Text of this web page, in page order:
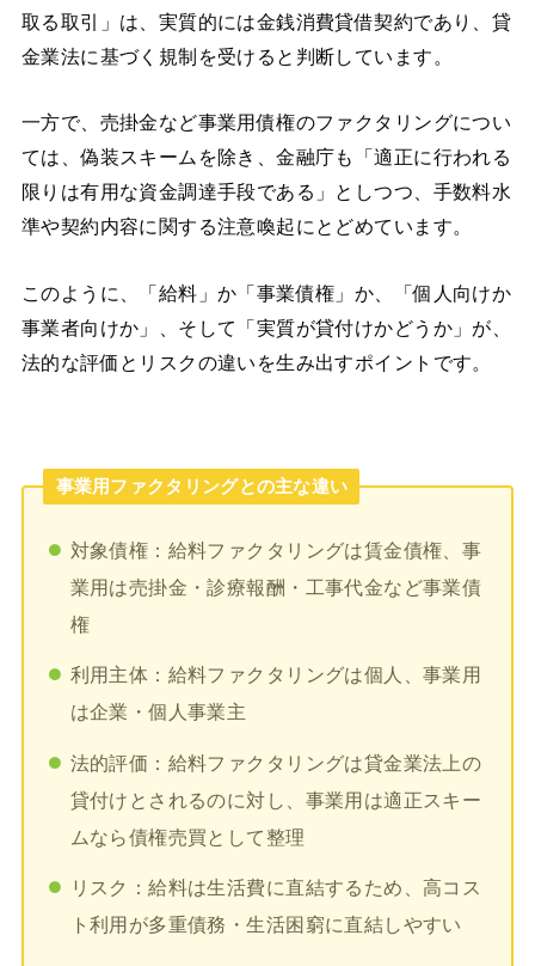
取る取引」は、実質的には金銭消費貸借契約であり、貸
金業法に基づく規制を受けると判断しています。
一方で、売掛金など事業用債権のファクタリングについ
ては、偽装スキームを除き、金融庁も「適正に行われる
限りは有用な資金調達手段である」としつつ、手数料水
準や契約内容に関する注意喚起にとどめています。
このように、「給料」か「事業債権」か、「個人向けか
事業者向けか」、そして「実質が貸付けかどうか」が、
法的な評価とリスクの違いを生み出すポイントです。
事業用ファクタリングとの主な違い
対象債権：給料ファクタリングは賃金債権、事
業用は売掛金・診療報酬・工事代金など事業債
権
利用主体：給料ファクタリングは個人、事業用
は企業・個人事業主
法的評価：給料ファクタリングは貸金業法上の
貸付けとされるのに対し、事業用は適正スキー
ムなら債権売買として整理
リスク：給料は生活費に直結するため、高コス
ト利用が多重債務・生活困窮に直結しやすい